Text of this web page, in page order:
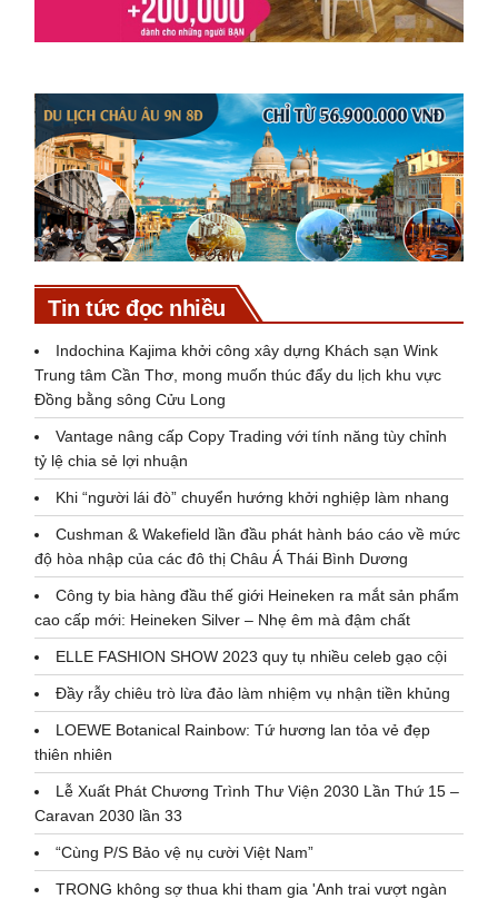
Tin tức đọc nhiều
Indochina Kajima khởi công xây dựng Khách sạn Wink
Trung tâm Cần Thơ, mong muốn thúc đẩy du lịch khu vực
Đồng bằng sông Cửu Long
Vantage nâng cấp Copy Trading với tính năng tùy chỉnh
tỷ lệ chia sẻ lợi nhuận
Khi “người lái đò” chuyển hướng khởi nghiệp làm nhang
Cushman & Wakefield lần đầu phát hành báo cáo về mức
độ hòa nhập của các đô thị Châu Á Thái Bình Dương
Công ty bia hàng đầu thế giới Heineken ra mắt sản phẩm
cao cấp mới: Heineken Silver – Nhẹ êm mà đậm chất
ELLE FASHION SHOW 2023 quy tụ nhiều celeb gạo cội
Đầy rẫy chiêu trò lừa đảo làm nhiệm vụ nhận tiền khủng
LOEWE Botanical Rainbow: Tứ hương lan tỏa vẻ đẹp
thiên nhiên
Lễ Xuất Phát Chương Trình Thư Viện 2030 Lần Thứ 15 –
Caravan 2030 lần 33
“Cùng P/S Bảo vệ nụ cười Việt Nam”
TRONG không sợ thua khi tham gia 'Anh trai vượt ngàn